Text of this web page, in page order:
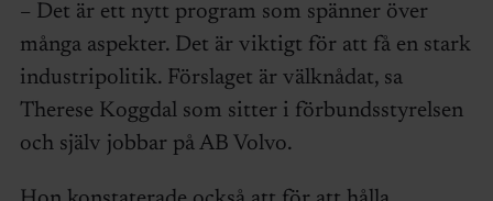
– Det är ett nytt program som spänner över
många aspekter. Det är viktigt för att få en stark
industripolitik. Förslaget är välknådat, sa
Therese Koggdal som sitter i förbundsstyrelsen
och själv jobbar på AB Volvo.